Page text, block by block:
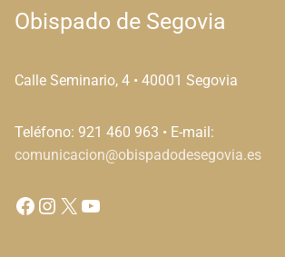
Obispado de Segovia
Calle Seminario, 4 • 40001 Segovia
Teléfono: 921 460 963 • E-mail:
comunicacion@obispadodesegovia.es